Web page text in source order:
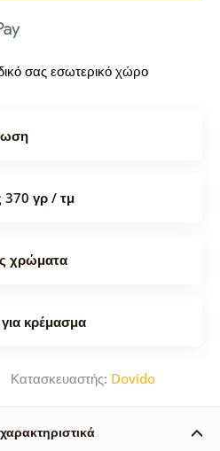
σας εσωτερικό χώρο
370 γρ / τμ
χρώματα
κρέμασμα
Κατασκευαστής: Dovido